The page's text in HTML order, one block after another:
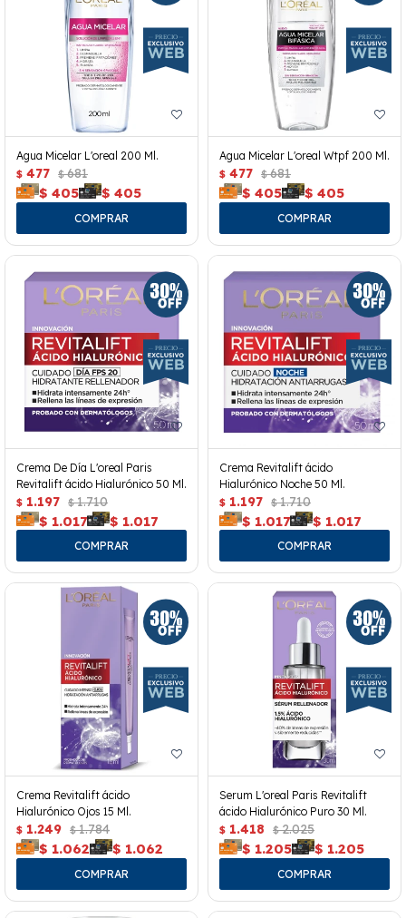
Agua Micelar L'oreal 200 Ml.
$ 477 $ 681
$ 405 $ 405
Agua Micelar L'oreal Wtpf 200 Ml.
$ 477 $ 681
$ 405 $ 405
Crema De Día L'oreal Paris
Revitalift ácido Hialurónico 50 Ml.
$ 1.197 $ 1.710
$ 1.017 $ 1.017
Crema Revitalift ácido
Hialurónico Noche 50 Ml.
$ 1.197 $ 1.710
$ 1.017 $ 1.017
Crema Revitalift ácido
Hialurónico Ojos 15 Ml.
$ 1.249 $ 1.784
$ 1.062 $ 1.062
Serum L'oreal Paris Revitalift
ácido Hialurónico Puro 30 Ml.
$ 1.418 $ 2.025
$ 1.205 $ 1.205